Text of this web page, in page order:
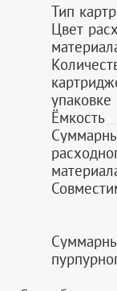
Тип
Цвет
упаковке
Ёмкость